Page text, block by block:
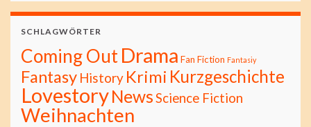
SCHLAGWÖRTER
Coming OutDrama Fan Fiction Fantasiy
Fantasy History Krimi Kurzgeschichte
LovestoryNewsScience Fiction
Weihnachten